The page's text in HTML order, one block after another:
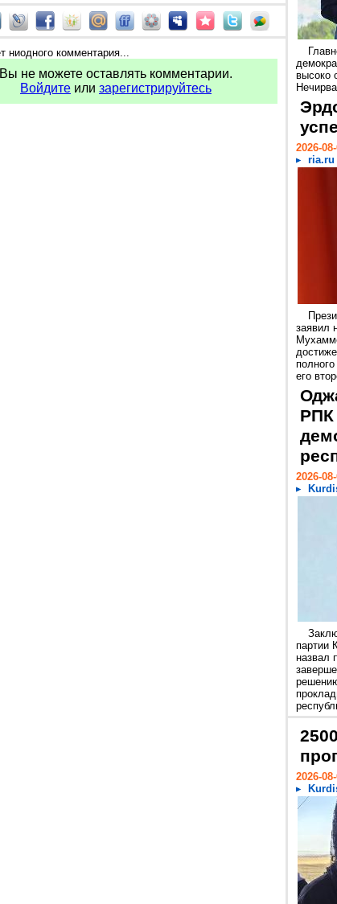
ниодного комментария...
Вы не можете оставлять комментарии.
Войдите или зарегистрируйтесь
высоко
2026-
ria.ru
заявил
его
2026-
партии
назвал
2026-